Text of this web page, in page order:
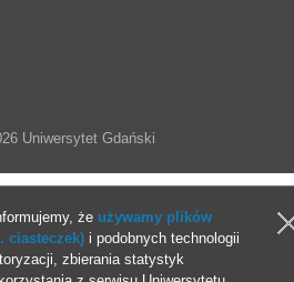
Uniwersytet Gdański
że używamy plików
ciasteczek) i podobnych technologii
zbierania statystyk